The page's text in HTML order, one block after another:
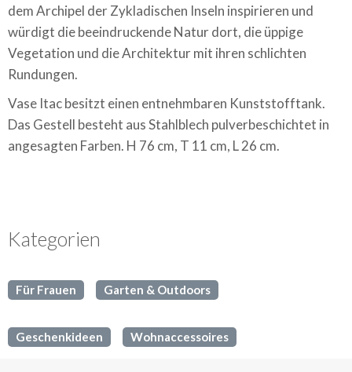
dem Archipel der Zykladischen Inseln inspirieren und
würdigt die beeindruckende Natur dort, die üppige
Vegetation und die Architektur mit ihren schlichten
Rundungen.
Vase Itac besitzt einen entnehmbaren Kunststofftank.
Das Gestell besteht aus Stahlblech pulverbeschichtet in
angesagten Farben. H 76 cm, T 11 cm, L 26 cm.
Kategorien
Für Frauen Garten & Outdoors
Geschenkideen Wohnaccessoires